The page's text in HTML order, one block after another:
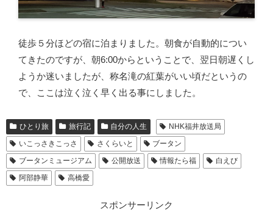
徒歩５分ほどの宿に泊まりました。朝食が自動的につい
てきたのですが、朝6:00からということで、翌日朝遅くし
ようか迷いましたが、称名滝の紅葉がいい頃だというの
で、ここは泣く泣く早く出る事にしました。
ひとり旅 旅行記 自分の人生
NHK福井放送局
いこっさきこっさ
さくらいと
ブータン
ブータンミュージアム
公開放送 情報たら福
白えび
阿部静華
高橋愛
スポンサーリンク